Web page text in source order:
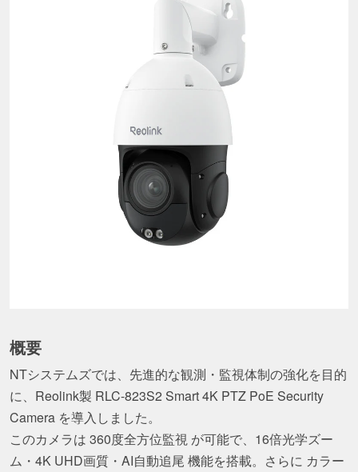
概要
NTシステムズでは、先進的な観測・監視体制の強化を目的
に、Reolink製 RLC-823S2 Smart 4K PTZ PoE Security
Camera を導入しました。
このカメラは 360度全方位監視 が可能で、16倍光学ズー
ム・4K UHD画質・AI自動追尾 機能を搭載。さらに カラー